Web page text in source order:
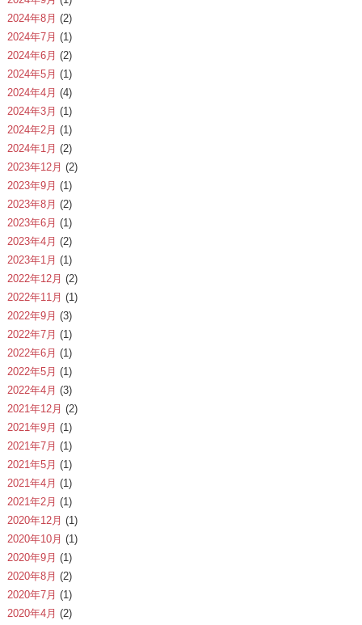
2024年8月 (2)
2024年7月 (1)
2024年6月 (2)
2024年5月 (1)
2024年4月 (4)
2024年3月 (1)
2024年2月 (1)
2024年1月 (2)
2023年12月 (2)
2023年9月 (1)
2023年8月 (2)
2023年6月 (1)
2023年4月 (2)
2023年1月 (1)
2022年12月 (2)
2022年11月 (1)
2022年9月 (3)
2022年7月 (1)
2022年6月 (1)
2022年5月 (1)
2022年4月 (3)
2021年12月 (2)
2021年9月 (1)
2021年7月 (1)
2021年5月 (1)
2021年4月 (1)
2021年2月 (1)
2020年12月 (1)
2020年10月 (1)
2020年9月 (1)
2020年8月 (2)
2020年7月 (1)
2020年4月 (2)